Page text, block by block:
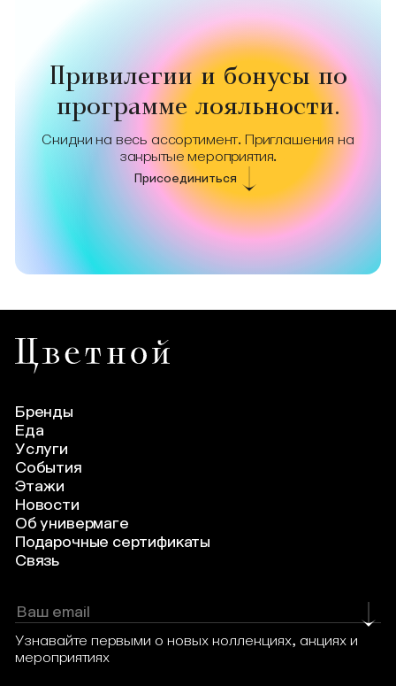
Привилегии и бонусы по
программе лояльности.
Скидки на весь ассортимент. Приглашения на
закрытые мероприятия.
Присоединиться
Бренды
Еда
Услуги
События
Этажи
Новости
Об универмаге
Подарочные сертификаты
Связь
Узнавайте первыми о новых коллекциях, акциях и
мероприятиях